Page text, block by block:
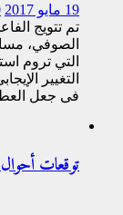
19 مايو 2017
تم تتويج
الصوفي،
التي تروم
التغيير
في جعل
توقعات أحوال